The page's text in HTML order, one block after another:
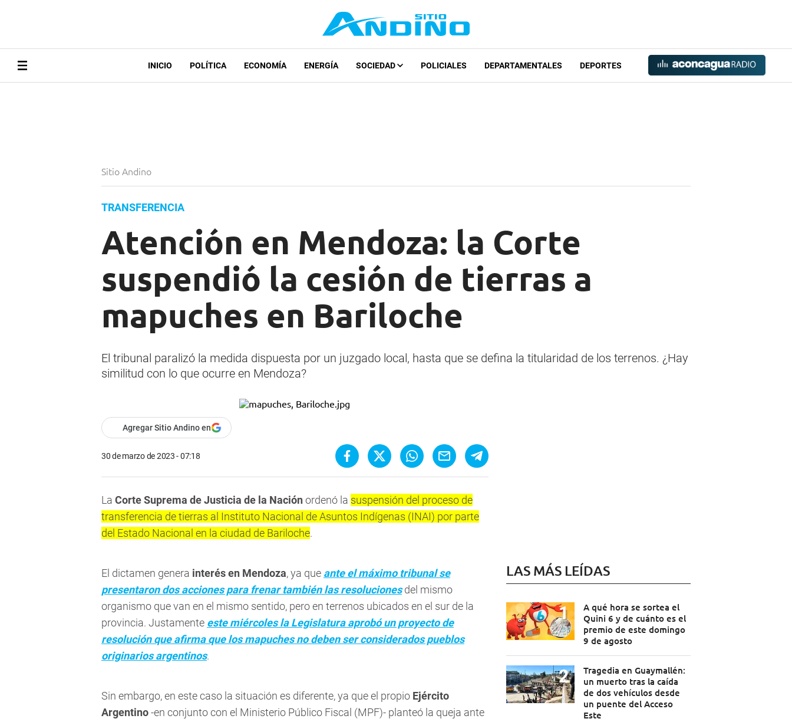
INICIO POLÍTICA ECONOMÍA ENERGÍA SOCIEDAD POLICIALES DEPARTAMENTALES DEPORTES
Sitio Andino
TRANSFERENCIA
Atención en Mendoza: la Corte
suspendió la cesión de tierras a
mapuches en Bariloche
El tribunal paralizó la medida dispuesta por un juzgado local, hasta que se defina la titularidad de los terrenos. ¿Hay
similitud con lo que ocurre en Mendoza?
Agregar Sitio Andino en
30 de marzo de 2023 - 07:18
La Corte Suprema de Justicia de la Nación ordenó la suspensión del proceso de
transferencia de tierras al Instituto Nacional de Asuntos Indígenas (INAI) por parte
del Estado Nacional en la ciudad de Bariloche.
El dictamen genera interés en Mendoza, ya que ante el máximo tribunal se
presentaron dos acciones para frenar también las resolucionesdel mismo
organismo que van en el mismo sentido, pero en terrenos ubicados en el sur de la
provincia. Justamente este miércoles la Legislatura aprobó un proyecto de
resolución que afirma que los mapuches no deben ser considerados pueblos
originarios argentinos.
Sin embargo, en este caso la situación es diferente, ya que el propio Ejército
Argentino-en conjunto con el Ministerio Público Fiscal (MPF)- planteó la queja ante
LAS MÁS LEÍDAS
A qué hora se sortea el
Quini 6 y de cuánto es el
premio de este domingo
9 de agosto
Tragedia en Guaymallén:
un muerto tras la caída
de dos vehículos desde
un puente del Acceso
Este